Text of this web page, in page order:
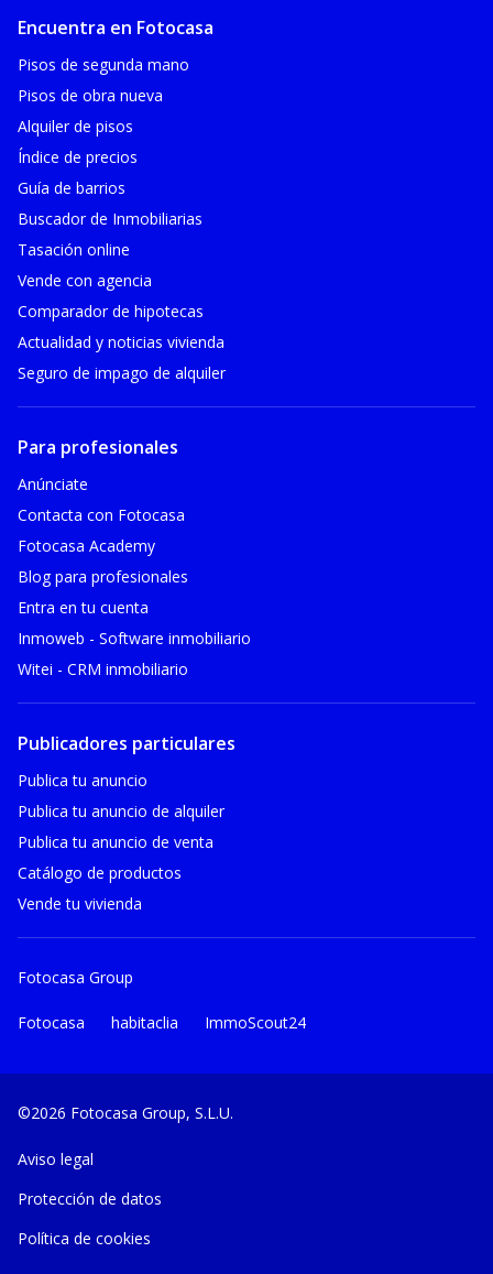
Encuentra en Fotocasa
Pisos de segunda mano
Pisos de obra nueva
Alquiler de pisos
Índice de precios
Guía de barrios
Buscador de Inmobiliarias
Tasación online
Vende con agencia
Comparador de hipotecas
Actualidad y noticias vivienda
Seguro de impago de alquiler
Para profesionales
Anúnciate
Contacta con Fotocasa
Fotocasa Academy
Blog para profesionales
Entra en tu cuenta
Inmoweb - Software inmobiliario
Witei - CRM inmobiliario
Publicadores particulares
Publica tu anuncio
Publica tu anuncio de alquiler
Publica tu anuncio de venta
Catálogo de productos
Vende tu vivienda
Fotocasa Group
Fotocasa habitaclia ImmoScout24
©2026 Fotocasa Group, S.L.U.
Aviso legal
Protección de datos
Política de cookies